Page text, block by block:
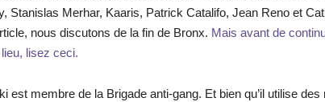
Stanislas Merhar, Kaaris, Patrick Catalifo, Jean Reno et
nous discutons de la fin de Bronx. Mais avant de
lisez ceci.
est membre de la Brigade anti-gang. Et bien qu’il utilise